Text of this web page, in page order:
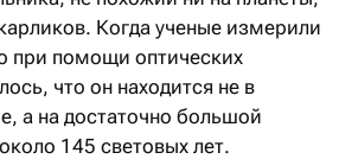
Когда ученые измерили
при помощи оптических
что он находится не в
а на достаточно большой
145 световых лет.